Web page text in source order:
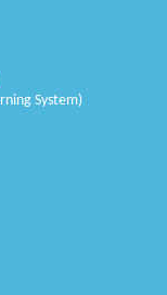
System)